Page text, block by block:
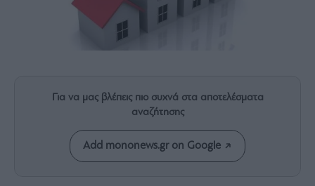
Συνεντεύξεις
Για να μας βλέπεις πιο συχνά στα αποτελέσματα
αναζήτησης
Add mononews.gr on Google